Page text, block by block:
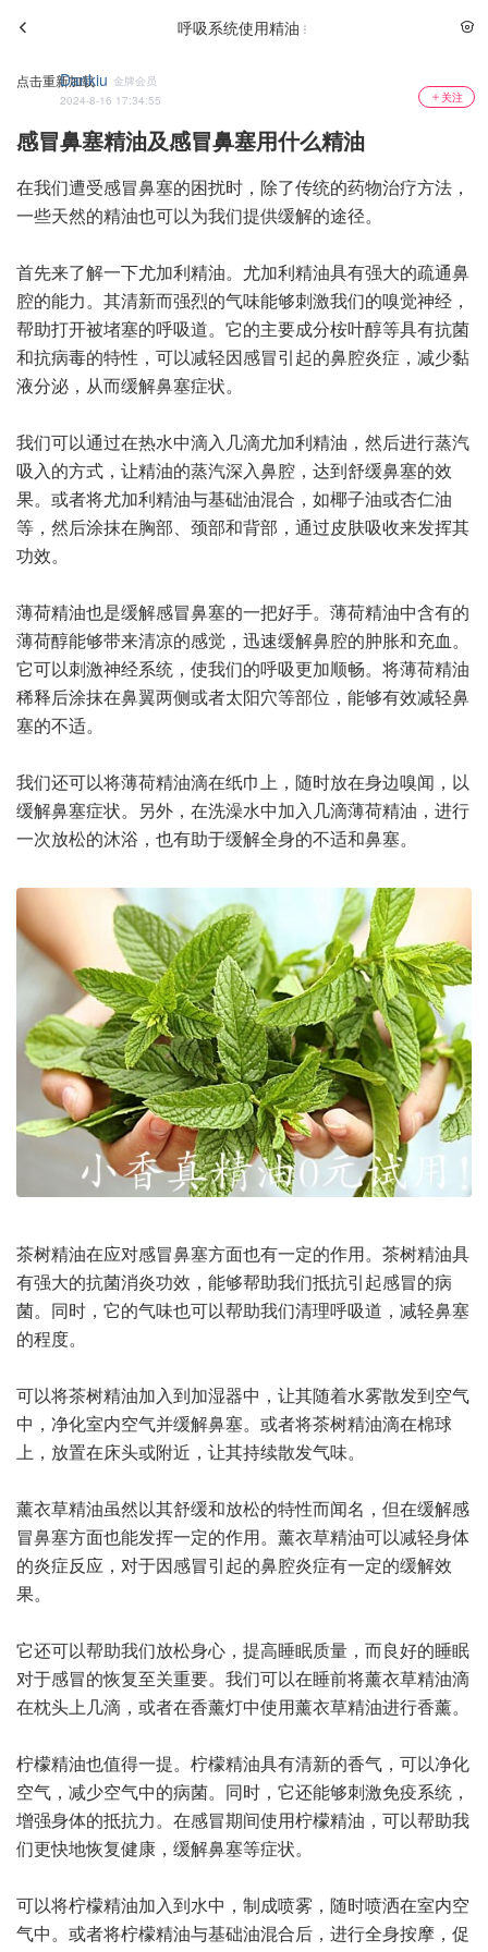
呼吸系统使用精油
点击重新加载
Dankiu 金牌会员
2024-8-16 17:34:55
关注
感冒鼻塞精油及感冒鼻塞用什么精油
在我们遭受感冒鼻塞的困扰时，除了传统的药物治疗方法，
一些天然的精油也可以为我们提供缓解的途径。
首先来了解一下尤加利精油。尤加利精油具有强大的疏通鼻
腔的能力。其清新而强烈的气味能够刺激我们的嗅觉神经，
帮助打开被堵塞的呼吸道。它的主要成分桉叶醇等具有抗菌
和抗病毒的特性，可以减轻因感冒引起的鼻腔炎症，减少黏
液分泌，从而缓解鼻塞症状。
我们可以通过在热水中滴入几滴尤加利精油，然后进行蒸汽
吸入的方式，让精油的蒸汽深入鼻腔，达到舒缓鼻塞的效
果。或者将尤加利精油与基础油混合，如椰子油或杏仁油
等，然后涂抹在胸部、颈部和背部，通过皮肤吸收来发挥其
功效。
薄荷精油也是缓解感冒鼻塞的一把好手。薄荷精油中含有的
薄荷醇能够带来清凉的感觉，迅速缓解鼻腔的肿胀和充血。
它可以刺激神经系统，使我们的呼吸更加顺畅。将薄荷精油
稀释后涂抹在鼻翼两侧或者太阳穴等部位，能够有效减轻鼻
塞的不适。
我们还可以将薄荷精油滴在纸巾上，随时放在身边嗅闻，以
缓解鼻塞症状。另外，在洗澡水中加入几滴薄荷精油，进行
一次放松的沐浴，也有助于缓解全身的不适和鼻塞。
茶树精油在应对感冒鼻塞方面也有一定的作用。茶树精油具
有强大的抗菌消炎功效，能够帮助我们抵抗引起感冒的病
菌。同时，它的气味也可以帮助我们清理呼吸道，减轻鼻塞
的程度。
可以将茶树精油加入到加湿器中，让其随着水雾散发到空气
中，净化室内空气并缓解鼻塞。或者将茶树精油滴在棉球
上，放置在床头或附近，让其持续散发气味。
薰衣草精油虽然以其舒缓和放松的特性而闻名，但在缓解感
冒鼻塞方面也能发挥一定的作用。薰衣草精油可以减轻身体
的炎症反应，对于因感冒引起的鼻腔炎症有一定的缓解效
果。
它还可以帮助我们放松身心，提高睡眠质量，而良好的睡眠
对于感冒的恢复至关重要。我们可以在睡前将薰衣草精油滴
在枕头上几滴，或者在香薰灯中使用薰衣草精油进行香薰。
柠檬精油也值得一提。柠檬精油具有清新的香气，可以净化
空气，减少空气中的病菌。同时，它还能够刺激免疫系统，
增强身体的抵抗力。在感冒期间使用柠檬精油，可以帮助我
们更快地恢复健康，缓解鼻塞等症状。
可以将柠檬精油加入到水中，制成喷雾，随时喷洒在室内空
气中。或者将柠檬精油与基础油混合后，进行全身按摩，促